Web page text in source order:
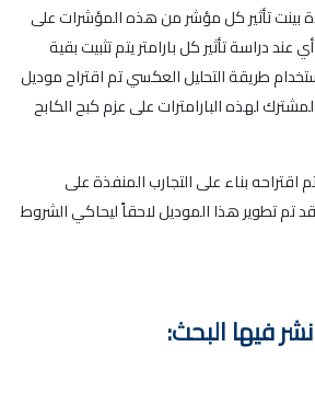
بينت تأثير كل مؤشر من هذه المؤشرات على
دراسة تأثير كل بارامتر يتم تثبيت بقية
طريقة التحليل العكسي تم اقتراح موديل
المشترك لهذه البارامترات على عزم كبح الكابح
اقتراحه بناء على التجارب المنفذة على
تم تطوير هذا الموديل لاحقاً ليحاكي الشروط
فيها البحث: